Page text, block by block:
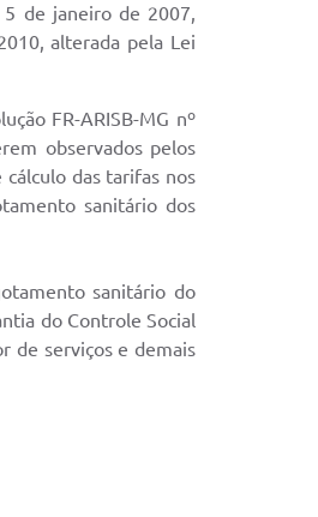
de janeiro de 2007,
alterada pela Lei
FR-ARISB-MG nº
observados pelos
das tarifas nos
sanitário dos
sanitário do
do Controle Social
de serviços e demais